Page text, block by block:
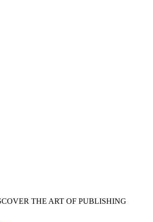
THE ART OF PUBLISHING